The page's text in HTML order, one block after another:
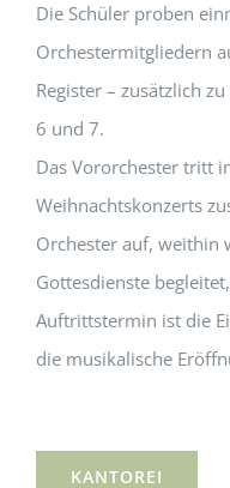
Die Schüler proben
Orchestermitgliedern
Register – zusätzlich
6 und 7.
Das Vororchester tritt
Weihnachtskonzerts
Orchester auf, weithin
Gottesdienste
Auftrittstermin ist die
die musikalische
KANTOREI